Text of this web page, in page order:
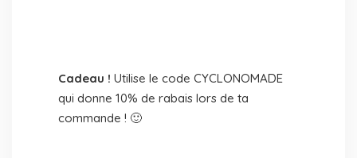
Cadeau ! Utilise le code CYCLONOMADE
qui donne 10% de rabais lors de ta
commande ! 🙂